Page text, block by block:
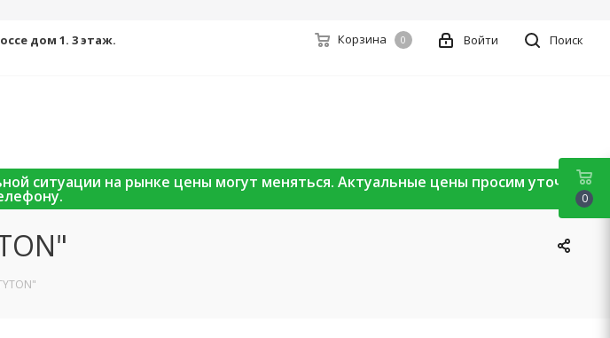
дом 1. 3 этаж.
Поиск
Войти
Корзина 0
ситуации на рынке цены могут меняться. Актуальные цены просим уточнять
0